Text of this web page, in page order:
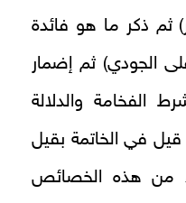
ثم ذكر ما هو فائدة
الجودي) ثم إضمار
الفخامة والدلالة
في الخاتمة بقيل
من هذه الخصائص